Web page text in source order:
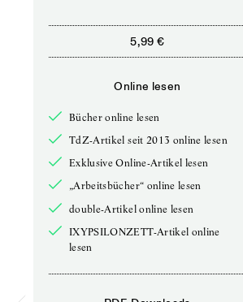
5,99 €
Online lesen
Bücher online lesen
TdZ-Artikel seit 2013 online lesen
Exklusive Online-Artikel lesen
„Arbeitsbücher“ online lesen
double-Artikel online lesen
IXYPSILONZETT-Artikel online
lesen